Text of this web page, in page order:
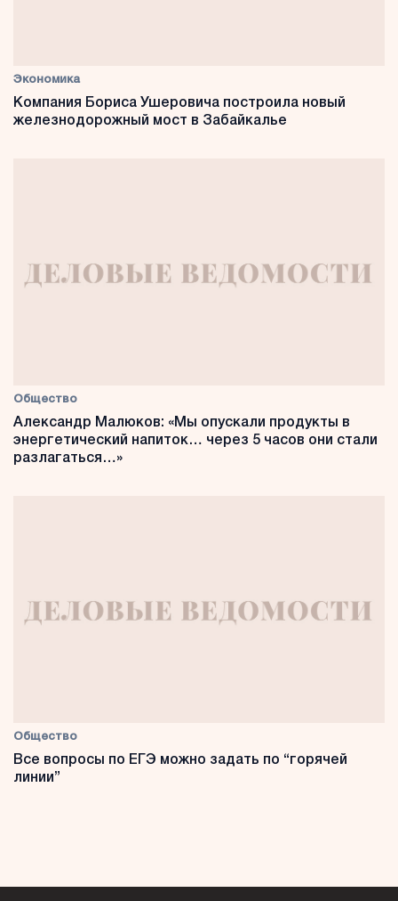
Экономика
Компания Бориса Ушеровича построила новый
железнодорожный мост в Забайкалье
Общество
Александр Малюков: «Мы опускали продукты в
энергетический напиток… через 5 часов они стали
разлагаться…»
Общество
Все вопросы по ЕГЭ можно задать по “горячей
линии”